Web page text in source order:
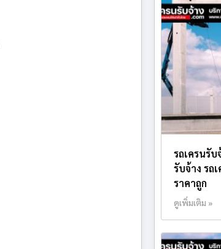
รถเครนรับ
รับจ้าง รถ
ราคาถูก
ดูเพิ่มเติม »